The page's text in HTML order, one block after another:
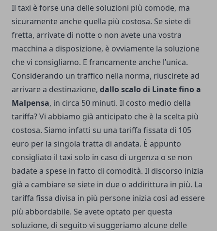
Il taxi è forse una delle soluzioni più comode, ma
sicuramente anche quella più costosa. Se siete di
fretta, arrivate di notte o non avete una vostra
macchina a disposizione, è ovviamente la soluzione
che vi consigliamo. E francamente anche l’unica.
Considerando un traffico nella norma, riuscirete ad
arrivare a destinazione, dallo scalo di Linate fino a
Malpensa, in circa 50 minuti. Il costo medio della
tariffa? Vi abbiamo già anticipato che è la scelta più
costosa. Siamo infatti su una tariffa fissata di 105
euro per la singola tratta di andata. È appunto
consigliato il taxi solo in caso di urgenza o se non
badate a spese in fatto di comodità. Il discorso inizia
già a cambiare se siete in due o addirittura in più. La
tariffa fissa divisa in più persone inizia così ad essere
più abbordabile. Se avete optato per questa
soluzione, di seguito vi suggeriamo alcune delle